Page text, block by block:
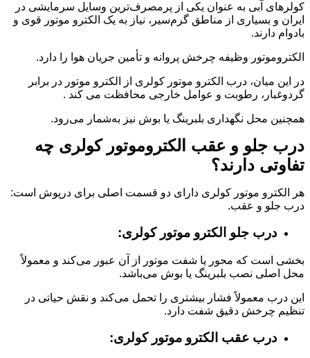
کولرهای آبی به عنوان یکی از پرمصرف‌ترین وسایل سرمایشی در
ایران و بسیاری از مناطق گرم‌سیر، نیاز به یک الکترو موتور قوی و
بادوام دارند.
الکتروموتور وظیفه چرخش پروانه و تأمین جریان هوا را دارد.
در این میان، درب الکترو موتور کولری از الکترو موتور در برابر
گردوغبار، رطوبت و عوامل خارجی محافظت می کند .
همچنین محل نگهداری بلبرینگ یا بوش نیز به‌شمار می‌رود.
درب جلو و عقب الکتروموتور کولری چه
تفاوتی دارند؟
هر الکترو موتور کولری دارای دو قسمت اصلی برای درپوش است:
درب جلو و عقب.
درب جلو الکترو موتور کولری:
بخشی است که محور یا شفت موتور از آن عبور می‌کند و معمولاً
محل اصلی نصب بلبرینگ یا بوش می‌باشد.
این درب معمولاً فشار بیشتری را تحمل می‌کند و نقش حیاتی در
تنظیم چرخش دقیق شفت دارد.
درب عقب الکترو موتور کولری: